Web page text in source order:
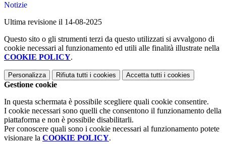
Notizie
Ultima revisione il 14-08-2025
Questo sito o gli strumenti terzi da questo utilizzati si avvalgono di
cookie necessari al funzionamento ed utili alle finalità illustrate nella
COOKIE POLICY.
Personalizza Rifiuta tutti i cookies Accetta tutti i cookies
Gestione cookie
In questa schermata è possibile scegliere quali cookie consentire.
I cookie necessari sono quelli che consentono il funzionamento della
piattaforma e non è possibile disabilitarli.
Per conoscere quali sono i cookie necessari al funzionamento potete
visionare la COOKIE POLICY.